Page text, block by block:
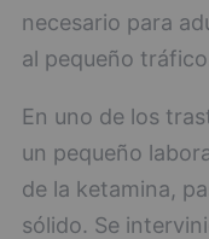
necesario para
al pequeño
En uno de los
un pequeño
de la ketamina,
sólido. Se